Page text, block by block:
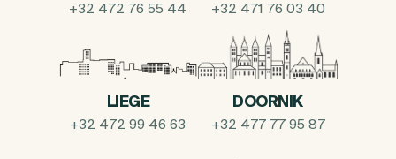
+32 472 76 55 44 +32 471 76 03 40
LIEGE
+32 472 99 46 63
DOORNIK
+32 477 77 95 87